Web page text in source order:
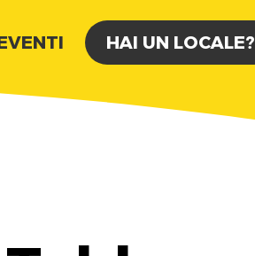
HAI UN LOCALE?